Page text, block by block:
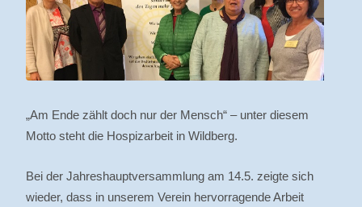
„Am Ende zählt doch nur der Mensch“ – unter diesem
Motto steht die Hospizarbeit in Wildberg.
Bei der Jahreshauptversammlung am 14.5. zeigte sich
wieder, dass in unserem Verein hervorragende Arbeit